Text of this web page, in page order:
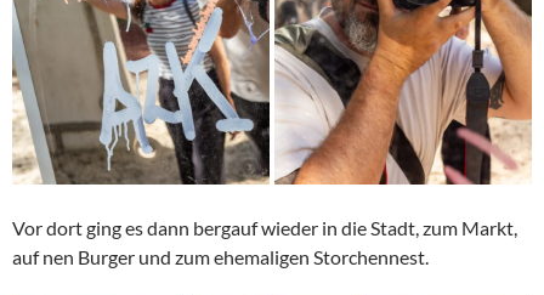
Vor dort ging es dann bergauf wieder in die Stadt, zum Markt,
auf nen Burger und zum ehemaligen Storchennest.